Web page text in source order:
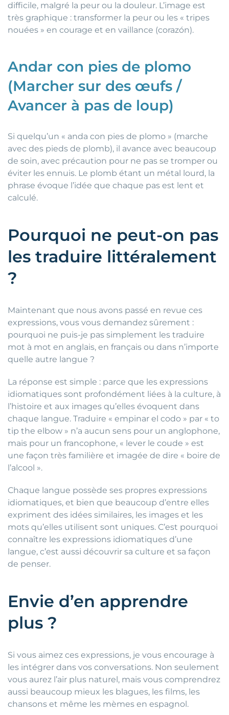
difficile, malgré la peur ou la douleur. L’image est
très graphique : transformer la peur ou les « tripes
nouées » en courage et en vaillance (corazón).
Andar con pies de plomo
(Marcher sur des œufs /
Avancer à pas de loup)
Si quelqu’un « anda con pies de plomo » (marche
avec des pieds de plomb), il avance avec beaucoup
de soin, avec précaution pour ne pas se tromper ou
éviter les ennuis. Le plomb étant un métal lourd, la
phrase évoque l’idée que chaque pas est lent et
calculé.
Pourquoi ne peut-on pas
les traduire littéralement
?
Maintenant que nous avons passé en revue ces
expressions, vous vous demandez sûrement :
pourquoi ne puis-je pas simplement les traduire
mot à mot en anglais, en français ou dans n’importe
quelle autre langue ?
La réponse est simple : parce que les expressions
idiomatiques sont profondément liées à la culture, à
l’histoire et aux images qu’elles évoquent dans
chaque langue. Traduire « empinar el codo » par « to
tip the elbow » n’a aucun sens pour un anglophone,
mais pour un francophone, « lever le coude » est
une façon très familière et imagée de dire « boire de
l’alcool ».
Chaque langue possède ses propres expressions
idiomatiques, et bien que beaucoup d’entre elles
expriment des idées similaires, les images et les
mots qu’elles utilisent sont uniques. C’est pourquoi
connaître les expressions idiomatiques d’une
langue, c’est aussi découvrir sa culture et sa façon
de penser.
Envie d’en apprendre
plus ?
Si vous aimez ces expressions, je vous encourage à
les intégrer dans vos conversations. Non seulement
vous aurez l’air plus naturel, mais vous comprendrez
aussi beaucoup mieux les blagues, les films, les
chansons et même les mèmes en espagnol.